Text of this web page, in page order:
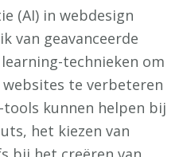
(AI) in webdesign
van geavanceerde
technieken om
te verbeteren
kunnen helpen bij
het kiezen van